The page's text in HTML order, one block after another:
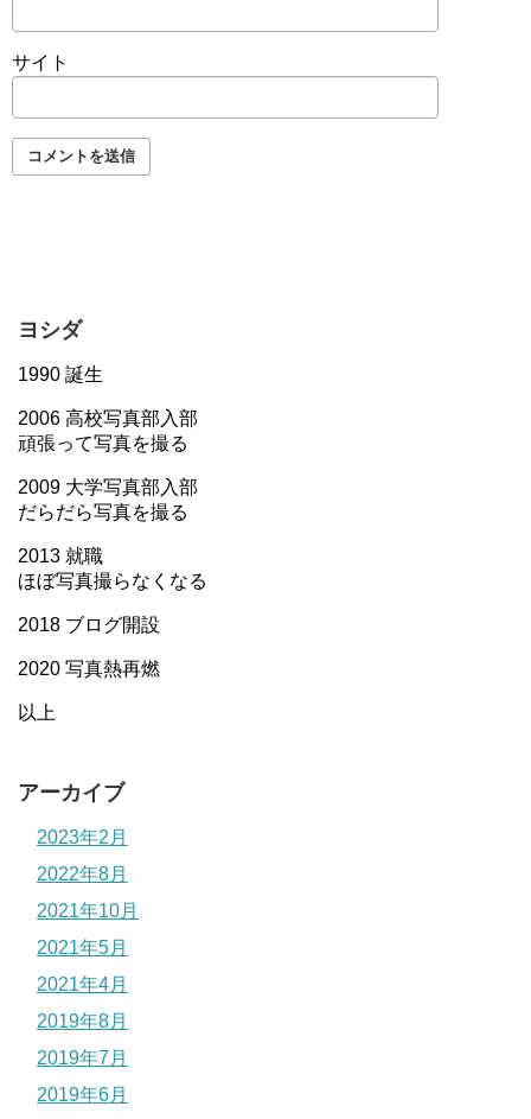
サイト
ヨシダ
1990 誕生
2006 高校写真部入部
頑張って写真を撮る
2009 大学写真部入部
だらだら写真を撮る
2013 就職
ほぼ写真撮らなくなる
2018 ブログ開設
2020 写真熱再燃
以上
アーカイブ
2023年2月
2022年8月
2021年10月
2021年5月
2021年4月
2019年8月
2019年7月
2019年6月